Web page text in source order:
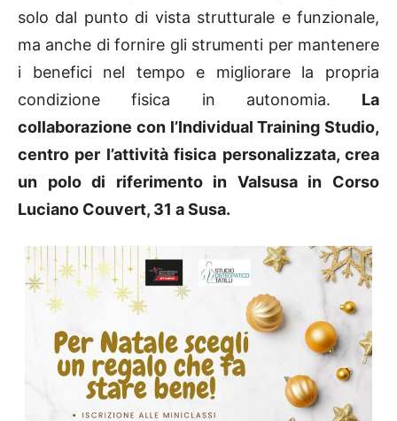
solo dal punto di vista strutturale e funzionale,
ma anche di fornire gli strumenti per mantenere
i benefici nel tempo e migliorare la propria
condizione fisica in autonomia. La
collaborazione con l’Individual Training Studio,
centro per l’attività fisica personalizzata, crea
un polo di riferimento in Valsusa in Corso
Luciano Couvert, 31 a Susa.